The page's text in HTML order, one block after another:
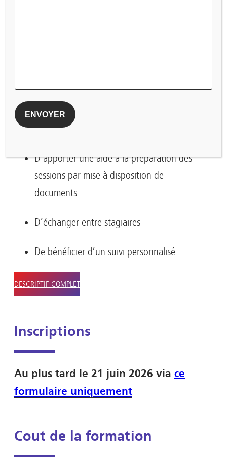
disposition d’une plate-forme (CAMPUS CEPEC)
en distanciel asynchrone du
06/07/2026 au 30/11/2026
D’apporter une aide à la préparation des
sessions par mise à disposition de
documents
D’échanger entre stagiaires
De bénéficier d’un suivi personnalisé
DESCRIPTIF COMPLET
Inscriptions
Au plus tard le 21 juin 2026 via ce
formulaire uniquement
Cout de la formation